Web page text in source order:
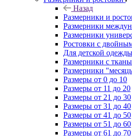
Назад
Размерники и
Размерники
Размерники
Ростовки с
Для детской одежды
Размерники с
Размерники
Размеры от 0 до 10
Размеры от 11 до 20
Размеры от 21 до 30
Размеры от 31 до 40
Размеры от 41 до 50
Размеры от 51 до 60
Размеры от 61 до 70